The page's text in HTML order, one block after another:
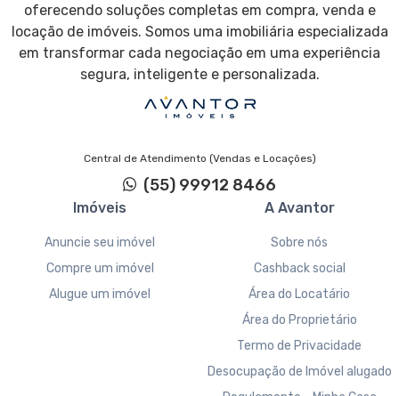
oferecendo soluções completas em compra, venda e
locação de imóveis. Somos uma imobiliária especializada
em transformar cada negociação em uma experiência
segura, inteligente e personalizada.
Central de Atendimento (Vendas e Locações)
(55) 99912 8466
Imóveis
Anuncie seu imóvel
Compre um imóvel
Alugue um imóvel
A Avantor
Sobre nós
Cashback social
Área do Locatário
Área do Proprietário
Termo de Privacidade
Desocupação de Imóvel alugado